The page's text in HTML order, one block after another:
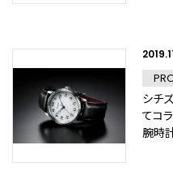
シチ
てコ
腕時